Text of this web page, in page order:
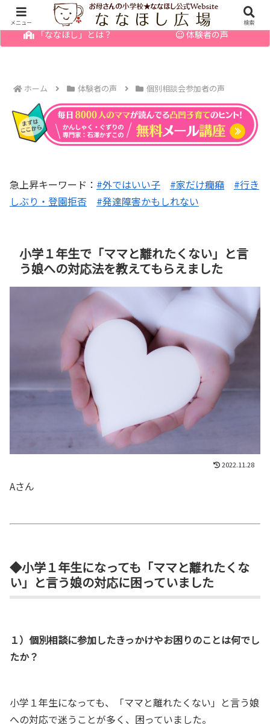
幼児の発達障害・育てにくい子のお悩みを解決
「ななほし」とは？ 体験者の声
ホーム 体験者の声 個別相談会参加者の声
急上昇キーワード： #外ではいい子 #家だけ癇癪
#行き
しぶり・登園拒否
#発達障害かもしれない
小学１年生で「ママと離れたくない」と言
う娘への対応法を教えてもらえました
2022.11.28
Aさん
◆小学１年生になっても「ママと離れたくな
い」と言う娘の対応に困っていました
１）個別相談に参加したきっかけやお困りのことは何でし
たか？
小学１年生になっても、「ママと離れたくない」と言う娘
への対応で迷うことが多く、困っていました。
メニュー 検索